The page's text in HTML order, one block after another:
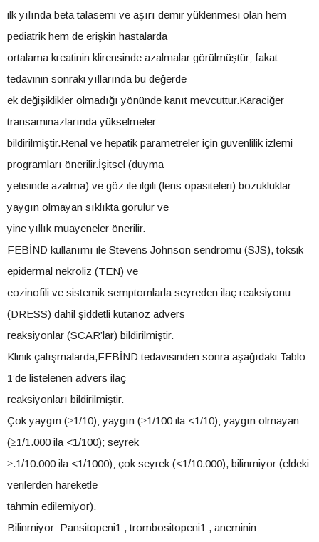
ilk yılında beta talasemi ve aşırı demir yüklenmesi olan hem
pediatrik hem de erişkin hastalarda
ortalama kreatinin klirensinde azalmalar görülmüştür; fakat
tedavinin sonraki yıllarında bu değerde
ek değişiklikler olmadığı yönünde kanıt mevcuttur.Karaciğer
transaminazlarında yükselmeler
bildirilmiştir.Renal ve hepatik parametreler için güvenlilik izlemi
programları önerilir.İşitsel (duyma
yetisinde azalma) ve göz ile ilgili (lens opasiteleri) bozukluklar
yaygın olmayan sıklıkta görülür ve
yine yıllık muayeneler önerilir.
FEBİND kullanımı ile Stevens Johnson sendromu (SJS), toksik
epidermal nekroliz (TEN) ve
eozinofili ve sistemik semptomlarla seyreden ilaç reaksiyonu
(DRESS) dahil şiddetli kutanöz advers
reaksiyonlar (SCAR’lar) bildirilmiştir.
Klinik çalışmalarda,FEBİND tedavisinden sonra aşağıdaki Tablo
1’de listelenen advers ilaç
reaksiyonları bildirilmiştir.
Çok yaygın (≥1/10); yaygın (≥1/100 ila <1/10); yaygın olmayan
(≥1/1.000 ila <1/100); seyrek
≥.1/10.000 ila <1/1000); çok seyrek (<1/10.000), bilinmiyor (eldeki
verilerden hareketle
tahmin edilemiyor).
Bilinmiyor: Pansitopeni1 , trombositopeni1 , aneminin